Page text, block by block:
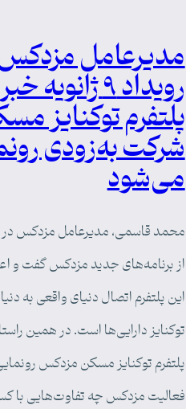
مدیرعامل
رویداد ۹
پلتفرم توکنایز
شرکت به‌زودی
می‌شود
از برنامه‌های جدید مزدکس گفت و
این پلتفرم اتصال دنیای واقعی به
توکنایز دارایی‌ها است. در همین
پلتفرم توکنایز مسکن مزدکس
فعالیت مزدکس چه تفاوت‌هایی با